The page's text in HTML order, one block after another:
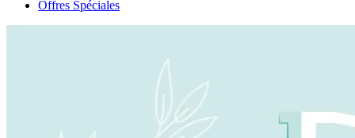
Offres Spéciales